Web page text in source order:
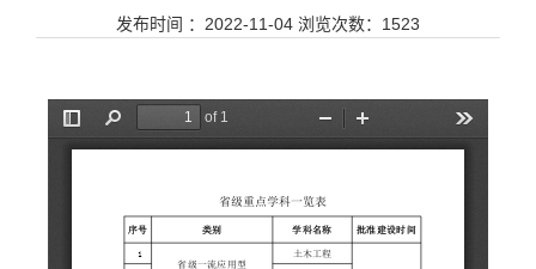
发布时间 ：2022-11-04 浏览次数： 1523